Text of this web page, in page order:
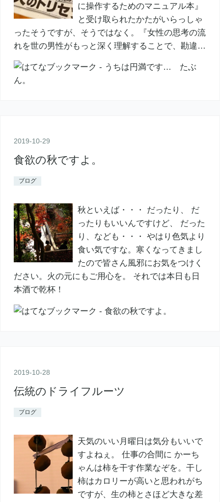
に操作するためのマニュアル本』
と受け取られたかたがいらっしゃ
ったそうですが、そうではなく。『女性の思考の流
れを世の男性がもっと深く理解することで、勘違…
2019-10-29
食欲の秋ですよ。
ブログ
秋といえば・・・ だったり、 だ
ったりもいいんですけど、 だった
り、なども・・・ やはり色気より
食い気ですな。寒くなってきまし
たので皆さん風邪にお気をつけく
ださい。火の元にもご用心を。 それでは本日も日
本酒で乾杯！
2019-10-28
伝統のドライフルーツ
ブログ
天気のいい月曜日は気分もいいで
すよねぇ。 仕事の合間に かーち
ゃんは柿を干す作業なぞを。干し
柿はカロリーが高いと思われがち
ですが、生の柿とさほど大きな差